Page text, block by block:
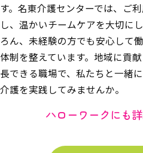
す。名東介護センターでは、ご
し、温かいチームケアを大切に
ろん、未経験の方でも安心して
体制を整えています。地域に貢
長できる職場で、私たちと一緒
介護を実践してみませんか。
ハローワークにも